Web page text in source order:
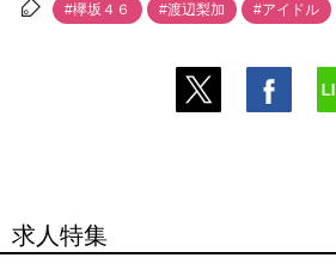
#欅坂４６ #渡辺梨加 #アイドル
求人特集